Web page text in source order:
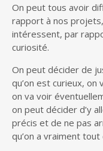
On peut tous avoir
rapport à nos
intéressent, par
curiosité.
On peut décider de
qu’on est curieux,
on va voir
on peut décider d’y
précis et de ne pas
qu’on a vraiment